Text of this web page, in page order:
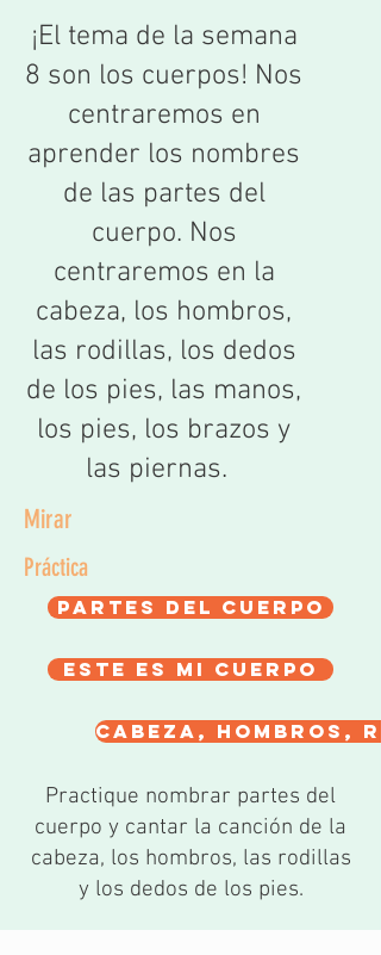
¡El tema de la semana
8 son los cuerpos! Nos
centraremos en
aprender los nombres
de las partes del
cuerpo. Nos
centraremos en la
cabeza, los hombros,
las rodillas, los dedos
de los pies, las manos,
los pies, los brazos y
las piernas.
Mirar
Práctica
partes del cuerpo
este es mi cuerpo
cabeza, hombros,
Practique nombrar partes del
cuerpo y cantar la canción de la
cabeza, los hombros, las rodillas
y los dedos de los pies.